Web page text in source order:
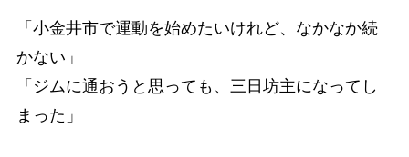
「小金井市で運動を始めたいけれど、なかなか続
かない」
「ジムに通おうと思っても、三日坊主になってし
まった」